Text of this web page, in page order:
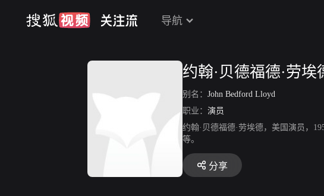
导航
约翰·贝德福德·劳埃
别名： John Bedford Lloyd
职业： 演员
约翰·贝德福德·劳埃德，美国演员，
等。
分享